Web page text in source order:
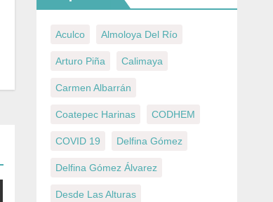
Aculco Almoloya Del Río
Arturo Piña Calimaya
Carmen Albarrán
Coatepec Harinas CODHEM
COVID 19 Delfina Gómez
Delfina Gómez Álvarez
Desde Las Alturas